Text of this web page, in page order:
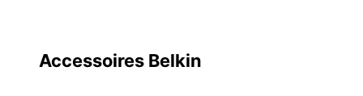
Accessoires Belkin